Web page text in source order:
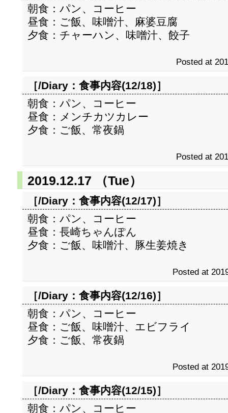
朝食：パン、コーヒー
昼食：ご飯、味噌汁、麻婆豆腐
夕食：チャーハン、味噌汁、餃子
Posted at
［/Diary： 食事内容(12/18)］
朝食：パン、コーヒー
昼食：メンチカツカレー
夕食：ご飯、常夜鍋
Posted at
2019.12.17 （Tue）
［/Diary： 食事内容(12/17)］
朝食：パン、コーヒー
昼食：長崎ちゃんぽん
夕食：ご飯、味噌汁、豚生姜焼き
Posted at
［/Diary： 食事内容(12/16)］
朝食：パン、コーヒー
昼食：ご飯、味噌汁、エビフライ
夕食：ご飯、常夜鍋
Posted at
［/Diary： 食事内容(12/15)］
朝食：パン、コーヒー